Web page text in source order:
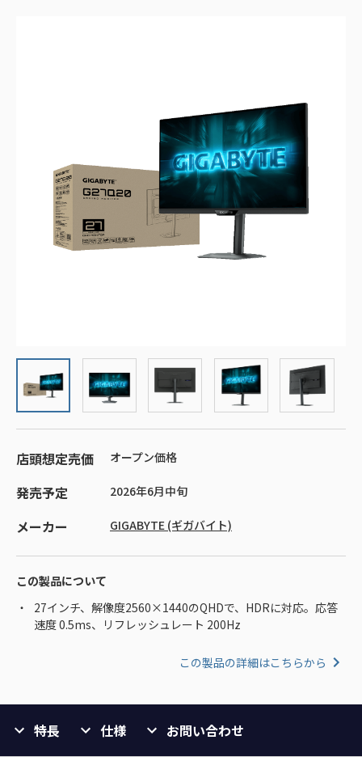
店頭想定売価 オープン価格
発売予定 2026年6月中旬
メーカー GIGABYTE (ギガバイト)
この製品について
27インチ、解像度2560×1440のQHDで、HDRに対応。応答
速度 0.5ms、リフレッシュレート 200Hz
この製品の詳細はこちらから
特長 仕様 お問い合わせ